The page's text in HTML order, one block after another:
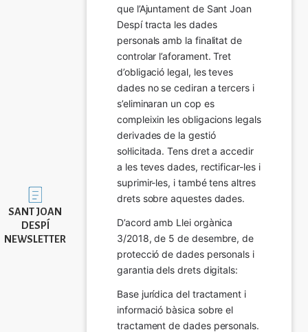
Imatge
SANT JOAN
DESPÍ
NEWSLETTER
que l’Ajuntament de Sant Joan
Despí tracta les dades
personals amb la finalitat de
controlar l’aforament. Tret
d’obligació legal, les teves
dades no se cediran a tercers i
s’eliminaran un cop es
compleixin les obligacions legals
derivades de la gestió
sol·licitada. Tens dret a accedir
a les teves dades, rectificar-les i
suprimir-les, i també tens altres
drets sobre aquestes dades.
D’acord amb Llei orgànica
3/2018, de 5 de desembre, de
protecció de dades personals i
garantia dels drets digitals:
Base jurídica del tractament i
informació bàsica sobre el
tractament de dades personals.